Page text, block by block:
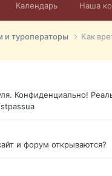
Календарь Наша
и туроператоры Как
свой аккаунт из
Конфиденциально!
и форум открываются?